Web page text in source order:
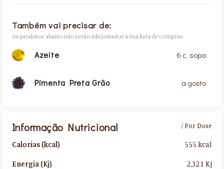
Também vai precisar de:
Os produtos abaixo não serão adicionados à sua lista de compras.
Azeite 6 c. sopa
Pimenta Preta Grão a gosto
Informação Nutricional
Calorias (kcal)
Energia (Kj)
/ Por Dose
555 kcal
2,321 Kj